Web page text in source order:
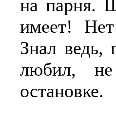
на парня.
имеет!
Знал ведь,
любил,
остановке.